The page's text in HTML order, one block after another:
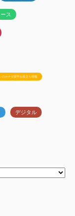
ス
のカナダ留学お役立ち情報
デジタル